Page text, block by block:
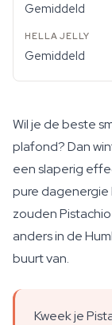
Gemiddeld
Gemiddeld
Wil je de beste
plafond? Dan
een slaperig
pure dagenergie
zouden
anders in de
buurt van.
Kweek je